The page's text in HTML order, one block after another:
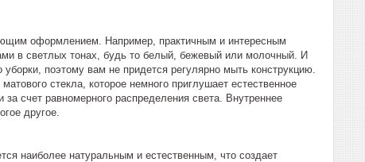
оформлением. Например, практичным и интересным
в светлых тонах, будь то белый, бежевый или молочный. И
поэтому вам не придется регулярно мыть конструкцию.
стекла, которое немного приглушает естественное
счет равномерного распределения света. Внутреннее
другое.
наиболее натуральным и естественным, что создает